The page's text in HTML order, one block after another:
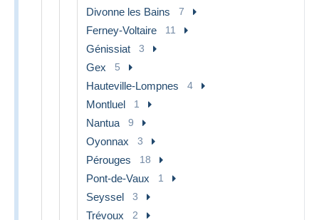
Divonne les Bains 7
Ferney-Voltaire 11
Génissiat 3
Gex 5
Hauteville-Lompnes 4
Montluel 1
Nantua 9
Oyonnax 3
Pérouges 18
Pont-de-Vaux 1
Seyssel 3
Trévoux 2